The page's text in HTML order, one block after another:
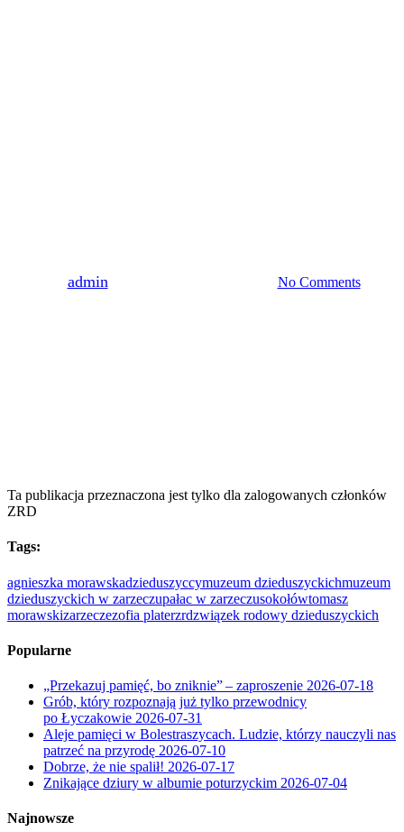
admin No Comments
Ta publikacja przeznaczona jest tylko dla zalogowanych członków
ZRD
Tags:
agnieszka morawskadzieduszyccymuzeum dzieduszyckichmuzeum
dzieduszyckich w zarzeczupałac w zarzeczusokołówtomasz
morawskizarzeczezofia platerzrdzwiązek rodowy dzieduszyckich
Popularne
„Przekazuj pamięć, bo zniknie” – zaproszenie 2026-07-18
Grób, który rozpoznają już tylko przewodnicy
po Łyczakowie 2026-07-31
Aleje pamięci w Bolestraszycach. Ludzie, którzy nauczyli nas
patrzeć na przyrodę 2026-07-10
Dobrze, że nie spalił! 2026-07-17
Znikające dziury w albumie poturzyckim 2026-07-04
Najnowsze